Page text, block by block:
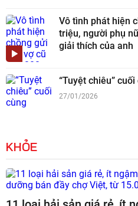
Vô tình phát hiện
triệu, người phụ
giải thích của anh
“Tuyệt chiêu” cuối
27/01/2026
KHỎE